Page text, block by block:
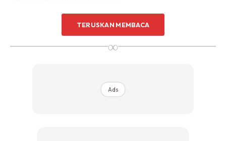
TERUSKAN MEMBACA
∞
Ads